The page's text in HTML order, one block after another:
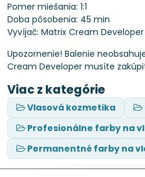
Pomer miešania: 1:1
Doba pôsobenia: 45 min
Vyvíjač: Matrix Cream Developer
Upozornenie! Balenie
Cream Developer musíte
Viac z kategórie
Vlasová kozmetika
Profesionálne farby na
Permanentné farby na